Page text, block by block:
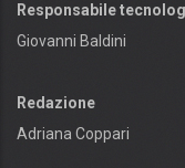
Responsabile
Giovanni Baldini
Redazione
Adriana Coppari